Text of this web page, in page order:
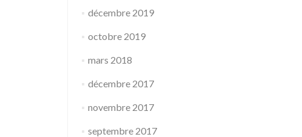
décembre 2019
octobre 2019
mars 2018
décembre 2017
novembre 2017
septembre 2017